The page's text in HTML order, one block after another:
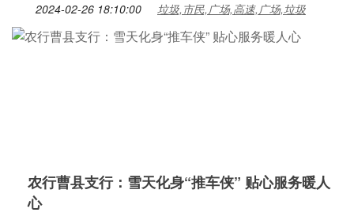
2024-02-26 18:10:00 垃圾,市民,广场,高速,广场,垃圾
农行曹县支行：雪天化身“推车侠” 贴心服务暖人
心